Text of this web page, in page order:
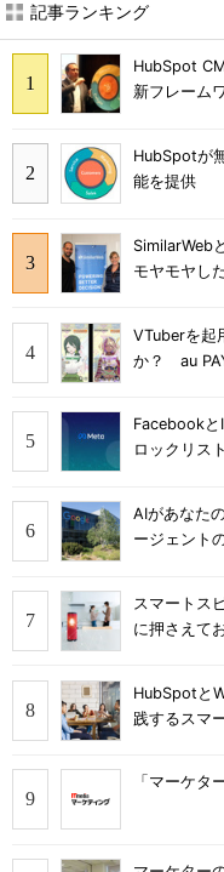
記事ランキング
HubSpot
新フレーム
HubSpotが
能を提供
SimilarWeb
モヤモヤし
VTuberを起
か？ au
Facebook
ロックリス
AIがあなた
ージェント
スマートス
に押さえて
HubSpotと
践するスマ
「マーケタ